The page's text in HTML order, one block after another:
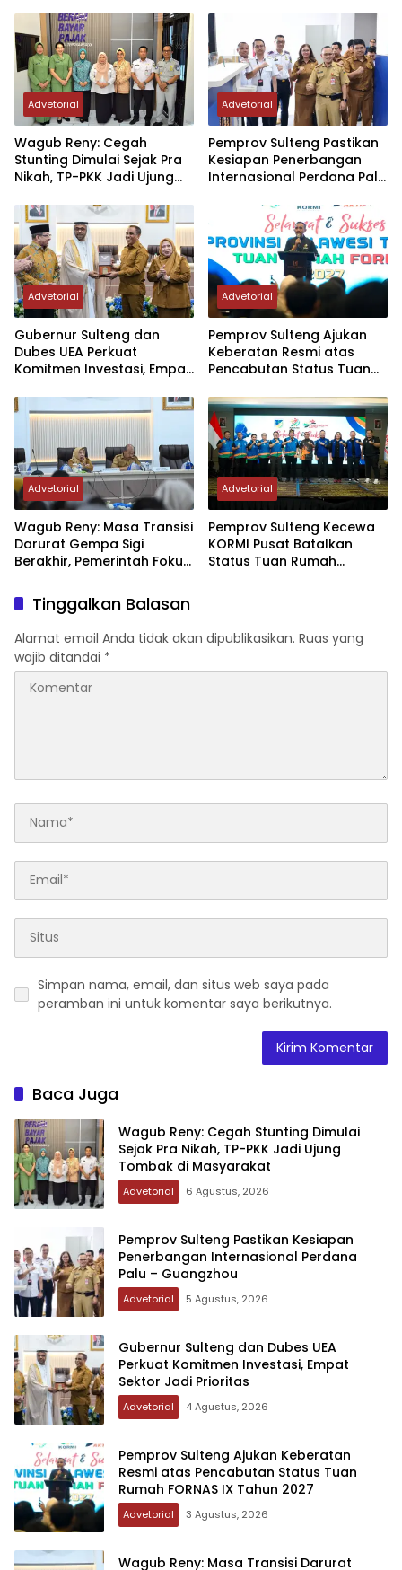
Advetorial
Wagub Reny: Cegah
Stunting Dimulai Sejak Pra
Nikah, TP-PKK Jadi Ujung
Advetorial
Pemprov Sulteng Pastikan
Kesiapan Penerbangan
Internasional Perdana Palu
Advetorial
Gubernur Sulteng dan
Dubes UEA Perkuat
Komitmen Investasi, Empat
Advetorial
Pemprov Sulteng Ajukan
Keberatan Resmi atas
Pencabutan Status Tuan
2027
Advetorial
Wagub Reny: Masa Transisi
Darurat Gempa Sigi
Berakhir, Pemerintah Fokus
Advetorial
Pemprov Sulteng Kecewa
KORMI Pusat Batalkan
Status Tuan Rumah
Tinggalkan Balasan
Alamat email Anda tidak akan dipublikasikan. Ruas yang
wajib ditandai *
Simpan nama, email, dan situs web saya pada
peramban ini untuk komentar saya berikutnya.
Baca Juga
Wagub Reny: Cegah Stunting Dimulai
Sejak Pra Nikah, TP-PKK Jadi Ujung
Tombak di Masyarakat
Advetorial 6 Agustus, 2026
Pemprov Sulteng Pastikan Kesiapan
Penerbangan Internasional Perdana
Palu – Guangzhou
Advetorial 5 Agustus, 2026
Gubernur Sulteng dan Dubes UEA
Perkuat Komitmen Investasi, Empat
Sektor Jadi Prioritas
Advetorial 4 Agustus, 2026
Pemprov Sulteng Ajukan Keberatan
Resmi atas Pencabutan Status Tuan
Rumah FORNAS IX Tahun 2027
Advetorial 3 Agustus, 2026
Wagub Reny: Masa Transisi Darurat